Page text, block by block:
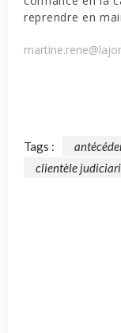
reprendre en
Tags :
clientèle